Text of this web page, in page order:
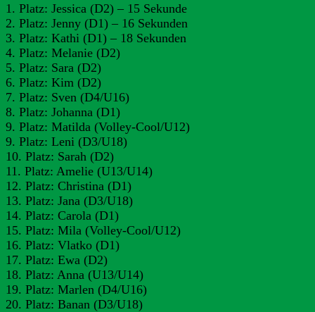
1. Platz: Jessica (D2) – 15 Sekunde
2. Platz: Jenny (D1) – 16 Sekunden
3. Platz: Kathi (D1) – 18 Sekunden
4. Platz: Melanie (D2)
5. Platz: Sara (D2)
6. Platz: Kim (D2)
7. Platz: Sven (D4/U16)
8. Platz: Johanna (D1)
9. Platz: Matilda (Volley-Cool/U12)
9. Platz: Leni (D3/U18)
10. Platz: Sarah (D2)
11. Platz: Amelie (U13/U14)
12. Platz: Christina (D1)
13. Platz: Jana (D3/U18)
14. Platz: Carola (D1)
15. Platz: Mila (Volley-Cool/U12)
16. Platz: Vlatko (D1)
17. Platz: Ewa (D2)
18. Platz: Anna (U13/U14)
19. Platz: Marlen (D4/U16)
20. Platz: Banan (D3/U18)